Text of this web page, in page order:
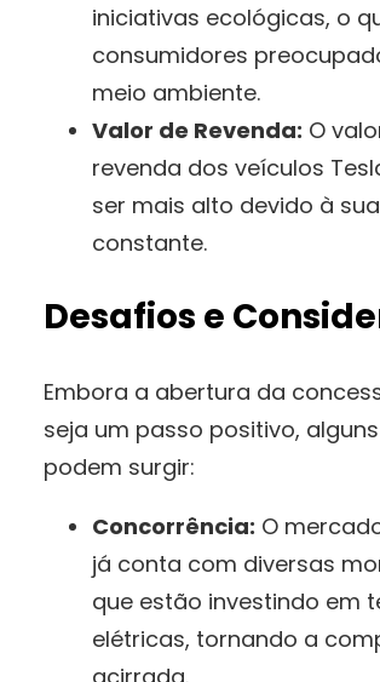
iniciativas ecológicas, o
consumidores
meio ambiente.
Valor de Revenda: O
revenda dos veículos
ser mais alto devido à
constante.
Desafios e
Embora a abertura da
seja um passo positivo,
podem surgir:
Concorrência: O
já conta com diversas
que estão investindo em
elétricas, tornando a